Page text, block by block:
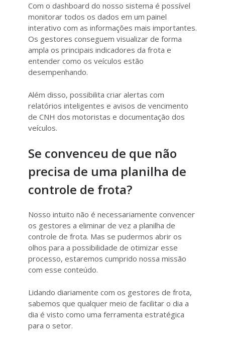
Com o dashboard do nosso sistema é possível
monitorar todos os dados em um painel
interativo com as informações mais importantes.
Os gestores conseguem visualizar de forma
ampla os principais indicadores da frota e
entender como os veículos estão
desempenhando.
Além disso, possibilita criar alertas com
relatórios inteligentes e avisos de vencimento
de CNH dos motoristas e documentação dos
veículos.
Se convenceu de que não
precisa de uma planilha de
controle de frota?
Nosso intuito não é necessariamente convencer
os gestores a eliminar de vez a planilha de
controle de frota. Mas se pudermos abrir os
olhos para a possibilidade de otimizar esse
processo, estaremos cumprido nossa missão
com esse conteúdo.
Lidando diariamente com os gestores de frota,
sabemos que qualquer meio de facilitar o dia a
dia é visto como uma ferramenta estratégica
para o setor.